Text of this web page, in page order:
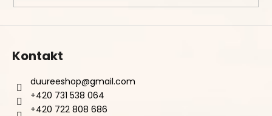
Kontakt
duureeshop@gmail.com
+420 731 538 064
+420 722 808 686